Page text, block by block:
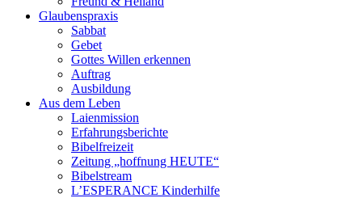
Glaubenspraxis
Sabbat
Gebet
Gottes Willen erkennen
Auftrag
Ausbildung
Aus dem Leben
Laienmission
Erfahrungsberichte
Bibelfreizeit
Zeitung „hoffnung HEUTE“
Bibelstream
L’ESPERANCE Kinderhilfe